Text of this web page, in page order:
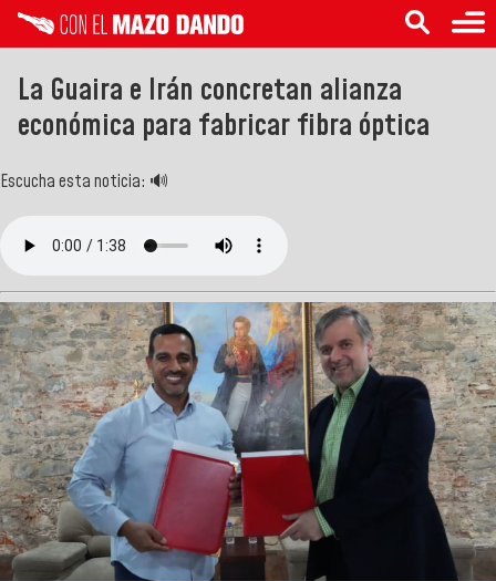
La Guaira e Irán concretan alianza
económica para fabricar fibra óptica
Escucha esta noticia: 🔊